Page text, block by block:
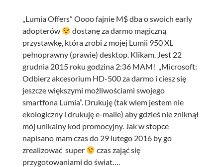
„Lumia Offers” Oooo fajnie M$ dba o swoich early
adopterów
dostanę za darmo magiczną
przystawkę, która zrobi z mojej Lumii 950 XL
pełnoprawny (prawie) desktop. Klikam. Jest 22
grudnia 2015 roku godzina 2:36 MAM! „Microsoft:
Odbierz akcesorium HD-500 za darmo i ciesz się
jeszcze większymi możliwościami swojego
smartfona Lumia”. Drukuję (tak wiem jestem nie
ekologiczny i drukuję e-maile) aby gdzieś nie zniknął
mój unikalny kod promocyjny. Jak w stopce
napisano mam czas do 29 lutego 2016 by go
zrealizować super
czas zająć się
przygotowaniami do świat….